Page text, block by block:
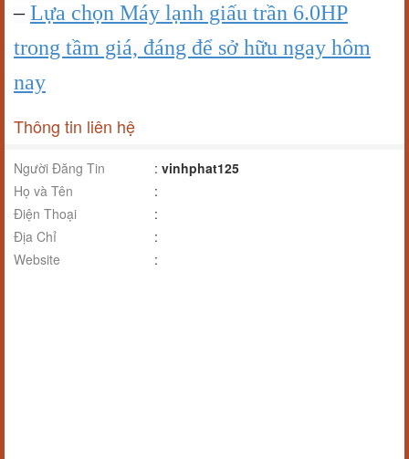
–Lựa chọn Máy lạnh giấu trần 6.0HP
trong tầm giá, đáng để sở hữu ngay hôm
nay
Thông tin liên hệ
Người Đăng Tin : vinhphat125
Họ và Tên
:
Điện Thoại
:
Địa Chỉ
:
Website
: